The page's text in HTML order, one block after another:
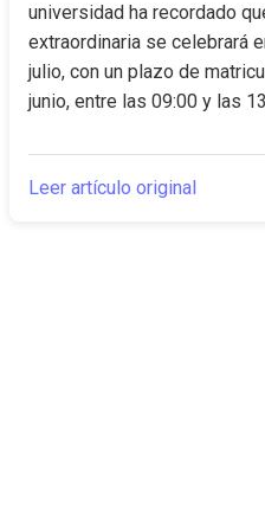
universidad ha recordado
extraordinaria se celebrará
julio, con un plazo de
junio, entre las 09:00 y las
Leer artículo original